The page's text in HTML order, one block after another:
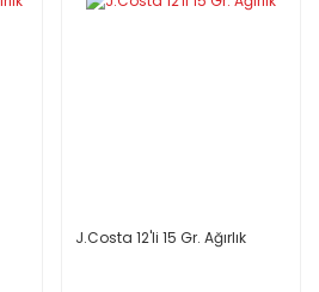
J.Costa 12'li 15 Gr. Ağırlık